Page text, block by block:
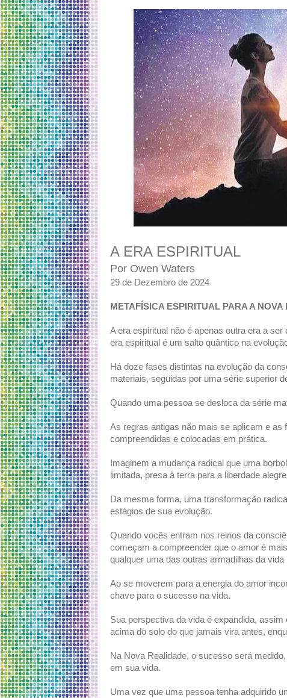
A ERA ESPIRITUAL
Por Owen Waters
29 de Dezembro de 2024
METAFÍSICA ESPIRITUAL PARA A
A era espiritual não é apenas outra era a
era espiritual é um salto quântico na
Há doze fases distintas na evolução da
materiais, seguidas por uma série superior
Quando uma pessoa se desloca da série
As regras antigas não mais se aplicam e as
compreendidas e colocadas em prática.
Imaginem a mudança radical que uma
limitada, presa à terra para a liberdade
Da mesma forma, uma transformação
estágios de sua evolução.
Quando vocês entram nos reinos da
começam a compreender que o amor é
qualquer uma das outras armadilhas da vida
Ao se moverem para a energia do amor
chave para o sucesso na vida.
Sua perspectiva da vida é expandida,
acima do solo do que jamais vira antes,
Na Nova Realidade, o sucesso será
em sua vida.
Uma vez que uma pessoa tenha adquirido